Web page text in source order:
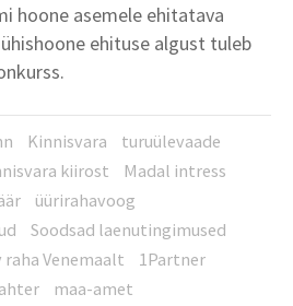
hoone asemele ehitatava
ehituse algust tuleb
Kinnisvara
turuülevaade
kiirost
Madal intress
üürirahavoog
Soodsad laenutingimused
raha Venemaalt
1Partner
maa-amet